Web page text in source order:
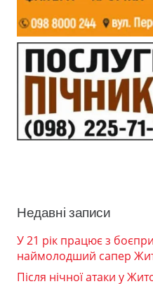
Недавні записи
У 21 рік працює з
наймолодший сапер
Після нічної атаки у